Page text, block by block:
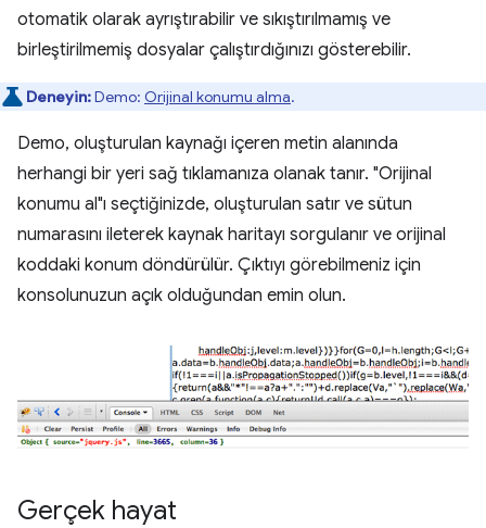
otomatik olarak ayrıştırabilir ve sıkıştırılmamış ve
birleştirilmemiş dosyalar çalıştırdığınızı gösterebilir.
Deneyin:Demo: Orijinal konumu alma.
Demo, oluşturulan kaynağı içeren metin alanında
herhangi bir yeri sağ tıklamanıza olanak tanır. "Orijinal
konumu al"ı seçtiğinizde, oluşturulan satır ve sütun
numarasını ileterek kaynak haritayı sorgulanır ve orijinal
koddaki konum döndürülür. Çıktıyı görebilmeniz için
konsolunuzun açık olduğundan emin olun.
Gerçek hayat